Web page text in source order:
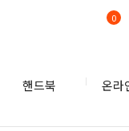
핸드북 온라
0